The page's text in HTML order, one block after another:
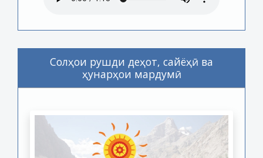
Солҳои рушди деҳот, сайёҳӣ ва
ҳунарҳои мардумӣ